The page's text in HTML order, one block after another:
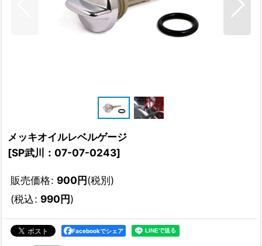
メッキオイルレベルゲージ
[SP武川：07-07-0243]
販売価格: 900円(税別)
(税込: 990円)
Facebookでシェア